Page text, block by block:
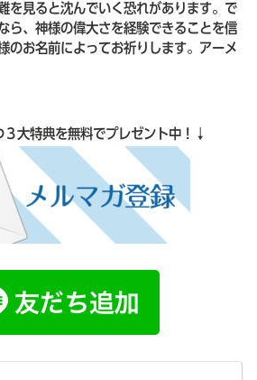
を見ると沈んでいく恐れがあります。で
ら、神様の偉大さを経験できることを信
のお名前によってお祈りします。アーメ
３大特典を無料でプレゼント中！↓